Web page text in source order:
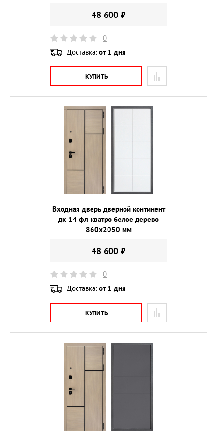
48 600 ₽
0
Доставка: от 1 дня
КУПИТЬ
Входная дверь дверной континент
дк-14 фл-кватро белое дерево
860х2050 мм
48 600 ₽
0
Доставка: от 1 дня
КУПИТЬ